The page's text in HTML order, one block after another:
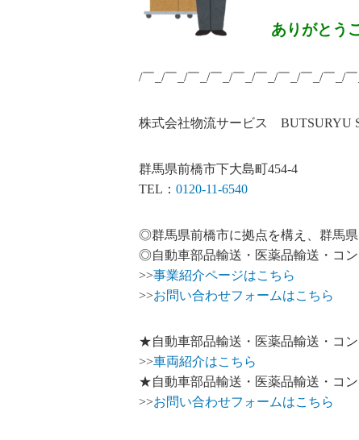
ありがとう
/￣_/￣_/￣_/￣_/￣_/￣_/￣_/￣_/￣_/
株式会社物流サービス BUTSURYU
群馬県前橋市下大島町454-4
TEL： 0120-11-6540
◎群馬県前橋市に拠点を構え、群馬
◎自動車部品輸送・医薬品輸送・コ
>>事業紹介ページはこちら
>>お問い合わせフォームはこちら
★自動車部品輸送・医薬品輸送・コ
>>車両紹介はこちら
★自動車部品輸送・医薬品輸送・コ
>>お問い合わせフォームはこちら